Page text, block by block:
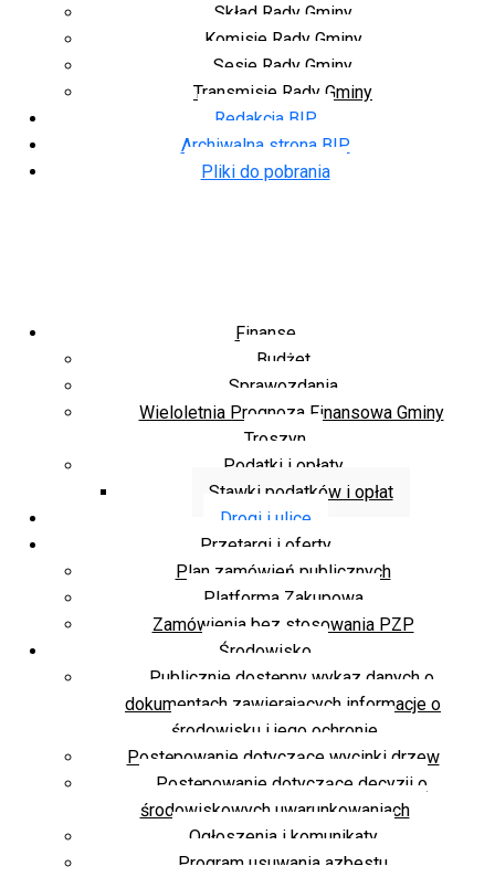
Skład Rady Gminy
Komisje Rady Gminy
Sesje Rady Gminy
Transmisje Rady Gminy
Redakcja BIP
Archiwalna strona BIP
Pliki do pobrania
Finanse
Budżet
Sprawozdania
Wieloletnia Prognoza Finansowa Gminy
Troszyn
Podatki i opłaty
Stawki podatków i opłat
Drogi i ulice
Przetargi i oferty
Plan zamówień publicznych
Platforma Zakupowa
Zamówienia bez stosowania PZP
Środowisko
Publicznie dostępny wykaz danych o
dokumentach zawierających informacje o
środowisku i jego ochronie
Postępowanie dotyczące wycinki drzew
Postępowanie dotyczące decyzji o
środowiskowych uwarunkowaniach
Ogłoszenia i komunikaty
Program usuwania azbestu